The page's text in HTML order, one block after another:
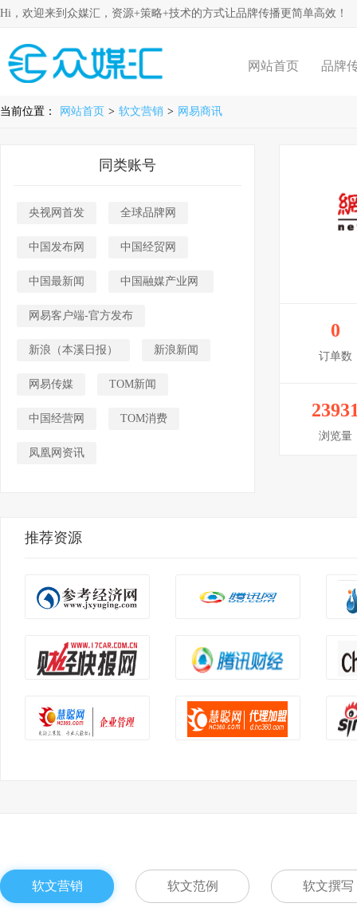
Hi，欢迎来到众媒汇，资源+策略+技术的方式让品牌传播更简单高效！
网站首页 品牌
当前位置： 网站首页 > 软文营销 > 网易商讯
同类账号
央视网首发 全球品牌网
中国发布网 中国经贸网
中国最新闻 中国融媒产业网
网易客户端-官方发布
新浪（本溪日报） 新浪新闻
网易传媒 TOM新闻
中国经营网 TOM消费
凤凰网资讯
0
订单数
浏览量
推荐资源
软文营销 软文范例 软文撰写